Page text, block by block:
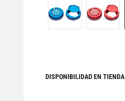
DISPONIBILIDAD EN TIENDA